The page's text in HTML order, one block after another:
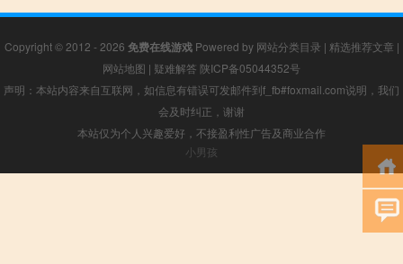
Copyright © 2012 - 2026 免费在线游戏Powered by 网站分类目录 | 精选推荐文章 |
网站地图 | 疑难解答 陕ICP备05044352号
声明：本站内容来自互联网，如信息有错误可发邮件到f_fb#foxmail.com说明，我们
会及时纠正，谢谢
本站仅为个人兴趣爱好，不接盈利性广告及商业合作
小男孩